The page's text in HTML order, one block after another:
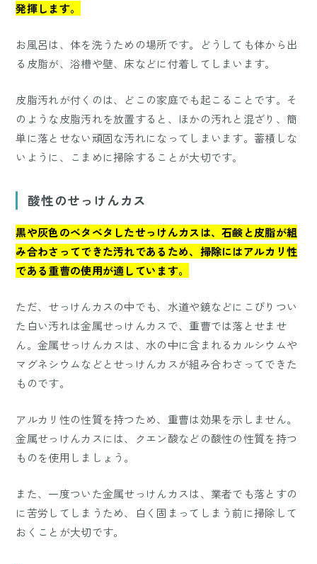
発揮します。
お風呂は、体を洗うための場所です。どうしても体から出
る皮脂が、浴槽や壁、床などに付着してしまいます。
皮脂汚れが付くのは、どこの家庭でも起こることです。そ
のような皮脂汚れを放置すると、ほかの汚れと混ざり、簡
単に落とせない頑固な汚れになってしまいます。蓄積しな
いように、こまめに掃除することが大切です。
酸性のせっけんカス
黒や灰色のベタベタしたせっけんカスは、石鹸と皮脂が組
み合わさってできた汚れであるため、掃除にはアルカリ性
である重曹の使用が適しています。
ただ、せっけんカスの中でも、水道や鏡などにこびりつい
た白い汚れは金属せっけんカスで、重曹では落とせませ
ん。金属せっけんカスは、水の中に含まれるカルシウムや
マグネシウムなどとせっけんカスが組み合わさってできた
ものです。
アルカリ性の性質を持つため、重曹は効果を示しません。
金属せっけんカスには、クエン酸などの酸性の性質を持つ
ものを使用しましょう。
また、一度ついた金属せっけんカスは、業者でも落とすの
に苦労してしまうため、白く固まってしまう前に掃除して
おくことが大切です。